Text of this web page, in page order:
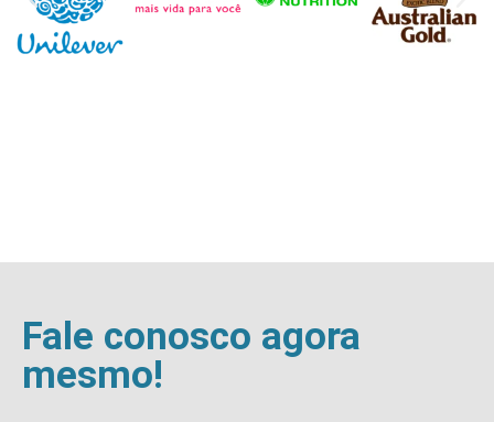
Fale conosco agora
mesmo!